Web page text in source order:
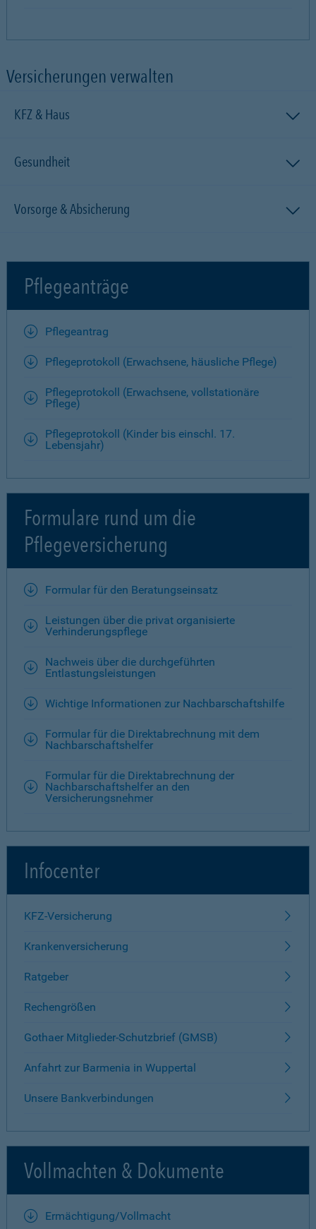
Versicherungen verwalten
KFZ & Haus
Gesundheit
Vorsorge & Absicherung
Pflegeanträge
Pflegeantrag
Pflegeprotokoll (Erwachsene, häusliche Pflege)
Pflegeprotokoll (Erwachsene, vollstationäre
Pflege)
Pflegeprotokoll (Kinder bis einschl. 17.
Lebensjahr)
Formulare rund um die
Pflegeversicherung
Formular für den Beratungseinsatz
Leistungen über die privat organisierte
Verhinderungspflege
Nachweis über die durchgeführten
Entlastungsleistungen
Wichtige Informationen zur Nachbarschaftshilfe
Formular für die Direktabrechnung mit dem
Nachbarschaftshelfer
Formular für die Direktabrechnung der
Nachbarschaftshelfer an den
Versicherungsnehmer
Infocenter
KFZ-Versicherung
Krankenversicherung
Ratgeber
Rechengrößen
Gothaer Mitglieder-Schutzbrief (GMSB)
Anfahrt zur Barmenia in Wuppertal
Unsere Bankverbindungen
Vollmachten & Dokumente
Ermächtigung/Vollmacht